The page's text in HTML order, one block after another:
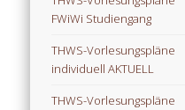
FWiWi Studiengang
THWS-Vorlesungspläne
individuell AKTUELL
THWS-Vorlesungspläne